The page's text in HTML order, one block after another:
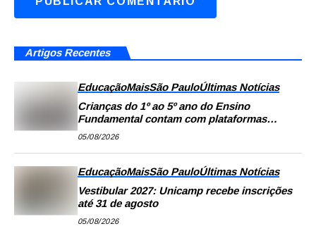
Artigos Recentes
EducaçãoMaisSão PauloÚltimas Notícias
Crianças do 1º ao 5º ano do Ensino
Fundamental contam com plataformas
digitais para apoiar estudos na escola e em
casa
05/08/2026
EducaçãoMaisSão PauloÚltimas Notícias
Vestibular 2027: Unicamp recebe inscrições
até 31 de agosto
05/08/2026